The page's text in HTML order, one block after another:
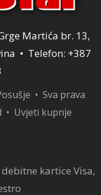
Martića br. 13,
• Telefon: +387
• Sva prava
• Uvjeti kupnje
kartice Visa,